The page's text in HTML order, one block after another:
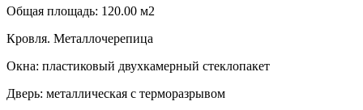
Общая площадь: 120.00 м2
Кровля. Металлочерепица
Окна: пластиковый двухкамерный стеклопакет
Дверь: металлическая с терморазрывом